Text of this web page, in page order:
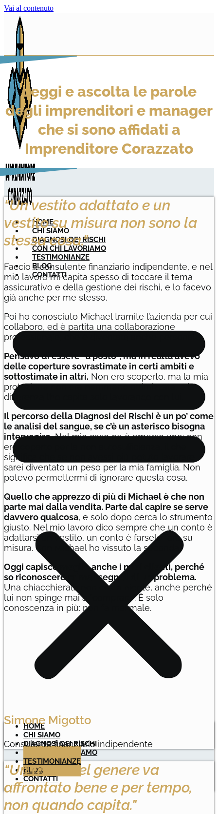
Vai al contenuto
HOME
CHI SIAMO
DIAGNOSI DEI RISCHI
CON CHI LAVORIAMO
TESTIMONIANZE
BLOG
CONTATTI
HOME
CHI SIAMO
DIAGNOSI DEI RISCHI
CON CHI LAVORIAMO
TESTIMONIANZE
BLOG
CONTATTI
Leggi e ascolta le parole
degli imprenditori e manager
che si sono affidati a
Imprenditore Corazzato
"Un vestito adattato e un
vestito su misura non sono la
stessa cosa."
Faccio il consulente finanziario indipendente, e nel
mio lavoro mi capita spesso di toccare il tema
assicurativo e della gestione dei rischi, e lo facevo
già anche per me stesso.
Poi ho conosciuto Michael tramite l’azienda per cui
collaboro, ed è partita una collaborazione
professionale, che è diventata anche personale.
Pensavo di essere “a posto”, ma in realtà avevo
delle coperture sovrastimate in certi ambiti e
sottostimate in altri. Non ero scoperto, ma la mia
protezione non era nemmeno ottimizzata, e la
differenza l’ho capita solo lavorando con lui.
Il percorso della Diagnosi dei Rischi è un po’ come
le analisi del sangue, se c’è un asterisco bisogna
intervenire.Nel mio caso ne è emerso uno: non
ero coperto per la non autosufficienza, il che
significa che se non avessi più potuto lavorare
sarei diventato un peso per la mia famiglia. Non
potevo permettermi di ignorare questa cosa.
Quello che apprezzo di più di Michael è che non
parte mai dalla vendita. Parte dal capire se serve
davvero qualcosa, e solo dopo cerca lo strumento
giusto. Nel mio lavoro dico sempre che un conto è
adattarsi un vestito, un conto è farselo fare su
misura. Con Michael ho vissuto la seconda.
Oggi capisco meglio anche i miei clienti, perché
so riconoscere prima i segnali di un problema.
Una chiacchierata non costa niente, anche perché
lui non spinge mai a “comprare”. È solo
conoscenza in più: non fa mai male.
Simone Migotto
Consulente finanziario indipendente
"Un tema del genere va
affrontato bene e per tempo,
non quando capita."